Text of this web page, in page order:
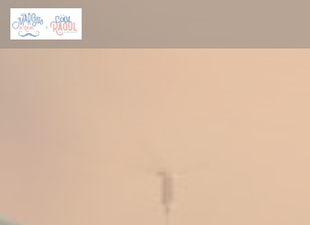
Panel pro správu cookies